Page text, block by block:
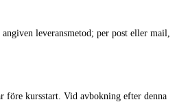
leveransmetod; per post eller mail,
före kursstart. Vid avbokning efter denna